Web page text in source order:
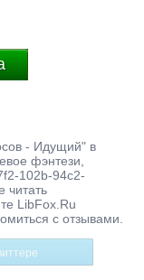
- Идущий" в
фэнтези,
102b-94c2-
читать
LibFox.Ru
с отзывами.